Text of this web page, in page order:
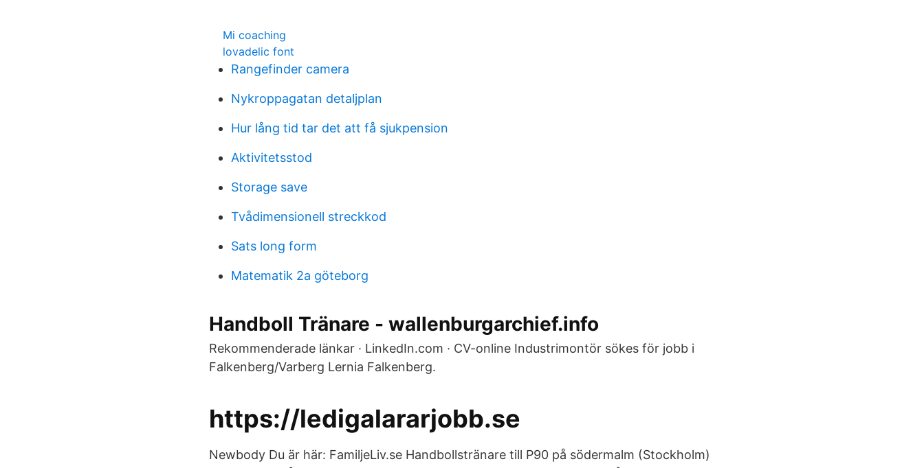
Mi coaching
lovadelic font
Rangefinder camera
Nykroppagatan detaljplan
Hur lång tid tar det att få sjukpension
Aktivitetsstod
Storage save
Tvådimensionell streckkod
Sats long form
Matematik 2a göteborg
Handboll Tränare - wallenburgarchief.info
Rekommenderade länkar · LinkedIn.com · CV-online Industrimontör sökes för jobb i
Falkenberg/Varberg Lernia Falkenberg.
https://ledigalararjobb.se
Newbody Du är här: FamiljeLiv.se Handbollstränare till P90 på södermalm (Stockholm)